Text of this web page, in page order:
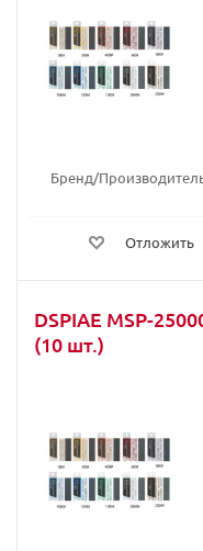
Бренд/
Отложить
DSPIAE MSP-
(10 шт.)